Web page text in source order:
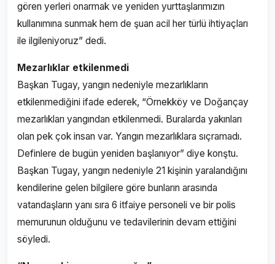
gören yerleri onarmak ve yeniden yurttaşlarımızın
kullanımına sunmak hem de şuan acil her türlü ihtiyaçları
ile ilgileniyoruz” dedi.
Mezarlıklar etkilenmedi
Başkan Tugay, yangın nedeniyle mezarlıkların
etkilenmediğini ifade ederek, “Örnekköy ve Doğançay
mezarlıkları yangından etkilenmedi. Buralarda yakınları
olan pek çok insan var. Yangın mezarlıklara sıçramadı.
Definlere de bugün yeniden başlanıyor” diye konştu.
Başkan Tugay, yangın nedeniyle 21 kişinin yaralandığını
kendilerine gelen bilgilere göre bunların arasında
vatandaşların yanı sıra 6 itfaiye personeli ve bir polis
memurunun olduğunu ve tedavilerinin devam ettiğini
söyledi.